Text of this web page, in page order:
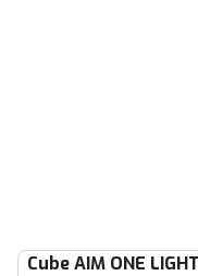
CubeAIM ONE